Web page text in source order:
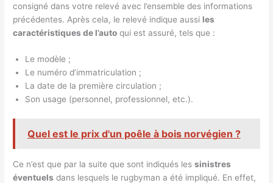
consigné dans votre relevé avec l’ensemble des informations
précédentes. Après cela, le relevé indique aussi les
caractéristiques de l’auto qui est assuré, tels que :
Le modèle ;
Le numéro d’immatriculation ;
La date de la première circulation ;
Son usage (personnel, professionnel, etc.).
Quel est le prix d'un poêle à bois norvégien ?
Ce n’est que par la suite que sont indiqués lessinistres
éventuels dans lesquels le rugbyman a été impliqué. En effet,